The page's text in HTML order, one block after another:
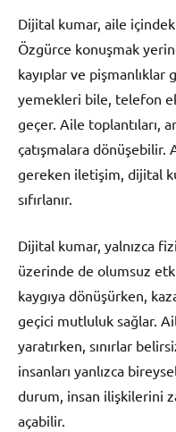
Dijital kumar, aile
Özgürce konuşmak
kayıplar ve
yemekleri bile, telefon
geçer. Aile toplantıları,
çatışmalara dönüşebilir.
gereken iletişim, dijital
sıfırlanır.
Dijital kumar, yalnızca
üzerinde de olumsuz
kaygıya dönüşürken,
geçici mutluluk sağlar.
yaratırken, sınırlar
insanları yanlızca
durum, insan ilişkilerini
açabilir.